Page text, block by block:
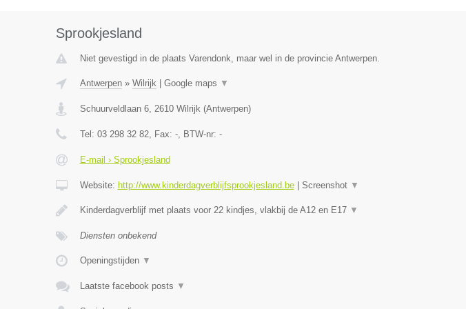
Sprookjesland
Niet gevestigd in de plaats Varendonk, maar wel in de provincie Antwerpen.
Antwerpen» Wilrijk| Google maps ▼
Schuurveldlaan 6, 2610 Wilrijk(Antwerpen)
Tel: 03 298 32 82, Fax: -, BTW-nr: -
E-mail › Sprookjesland
Website: http://www.kinderdagverblijfsprookjesland.be| Screenshot ▼
Kinderdagverblijf met plaats voor 22 kindjes, vlakbij de A12 en E17 ▼
Diensten onbekend
Openingstijden ▼
Laatste facebook posts ▼